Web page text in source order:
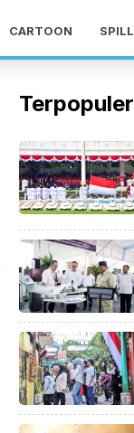
CARTOON SPILL
Terpopuler